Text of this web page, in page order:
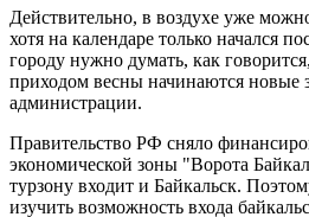
Действительно, в воздухе уже
хотя на календаре только начался
городу нужно думать, как
приходом весны начинаются новые
администрации.
Правительство РФ сняло
экономической зоны "Ворота
турзону входит и Байкальск.
изучить возможность входа